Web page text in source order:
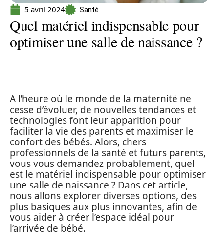
5 avril 2024 Santé
Quel matériel indispensable pour
optimiser une salle de naissance ?
A l’heure où le monde de la maternité ne
cesse d’évoluer, de nouvelles tendances et
technologies font leur apparition pour
faciliter la vie des parents et maximiser le
confort des bébés. Alors, chers
professionnels de la santé et futurs parents,
vous vous demandez probablement, quel
est le matériel indispensable pour optimiser
une salle de naissance ? Dans cet article,
nous allons explorer diverses options, des
plus basiques aux plus innovantes, afin de
vous aider à créer l’espace idéal pour
l’arrivée de bébé.